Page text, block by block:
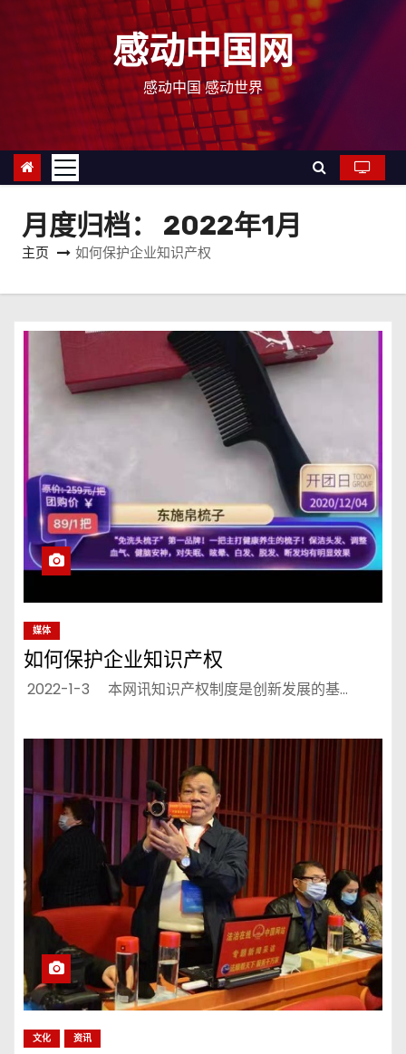
感动中国网
感动中国 感动世界
月度归档： 2022年1月
主页 如何保护企业知识产权
媒体
如何保护企业知识产权
2022-1-3 本网讯知识产权制度是创新发展的基…
文化 资讯